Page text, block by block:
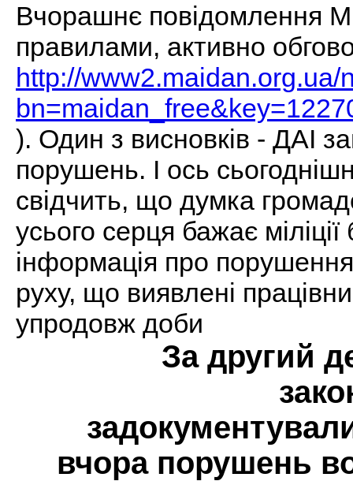
Вчорашнє повідомлення
правилами, активно
http://www2.maidan.org.ua/
). Один з висновків - ДАІ
порушень. І ось
свідчить, що думка
усього серця бажає
інформація про
руху, що виявлені
упродовж доби
За другий
вчора порушень